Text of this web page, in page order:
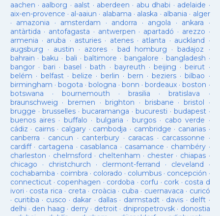
aachen · aalborg · aalst · aberdeen · abu dhabi · adelaide ·
aix-en-provence · al-aaiun · alabama · alaska · albania · alger
· amazonia · amsterdam · andorra · angola · ankara ·
antàrtida · antofagasta · antwerpen · apartadó · arezzo ·
armenia · aruba · asturies· atenes· atlanta · auckland ·
augsburg · austin · azores·bad homburg ·badajoz ·
bahrain ·baku · bali ·baltimore ·bangalore · bangladesh ·
bangor· bari ·basel ·bath · bayreuth ·beijing ·beirut ·
belém · belfast· belize · berlin ·bern ·beziers ·bilbao ·
birmingham · bogota · bologna ·bonn ·bordeaux ·boston ·
botswana · bournemouth ·brasilia ·bratislava ·
braunschweig · bremen ·brighton · brisbane · bristol ·
brugge · brusselles· bucaramanga · bucuresti · budapest·
buenos aires· buffalo · bulgaria · burgos· cabo verde ·
cádiz · cairns· calgary · cambodja · cambridge · canarias·
canberra · cancun · canterbury · caracas · carcassonne ·
cardiff· cartagena · casablanca · casamance · chambéry·
charleston · chelmsford · cheltenham · chester· chiapas ·
chicago · christchurch · clermont-ferrand · cleveland ·
cochabamba · coimbra · colorado · columbus· concepción ·
connecticut· copenhagen · cordoba · corfu · cork · costa d
ivori · costa rica · creta · croàcia · cuba · cuernavaca · curicó
· curitiba · cusco · dakar · dallas · darmstadt· davis · delft ·
delhi · den haag · derry· detroit· dnipropetrovsk· donostia